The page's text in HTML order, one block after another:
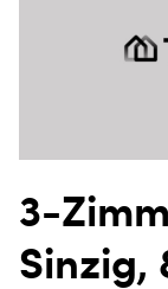
3-
Sinzig,